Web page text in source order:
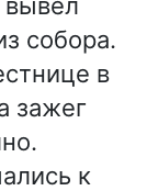
собора.
в
зажег
к